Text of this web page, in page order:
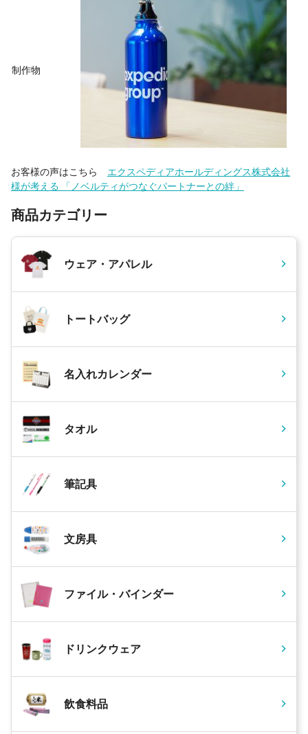
制作物
お客様の声はこちら エクスペディアホールディングス株式会社
様が考える 「ノベルティがつなぐパートナーとの絆」
商品カテゴリー
ウェア・アパレル
トートバッグ
名入れカレンダー
タオル
筆記具
文房具
ファイル・バインダー
ドリンクウェア
飲食料品